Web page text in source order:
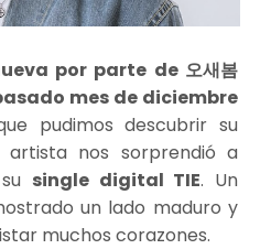
por parte de 오새봄
mes de diciembre
pudimos descubrir su
nos sorprendió a
single digital TIE. Un
un lado maduro y
muchos corazones.